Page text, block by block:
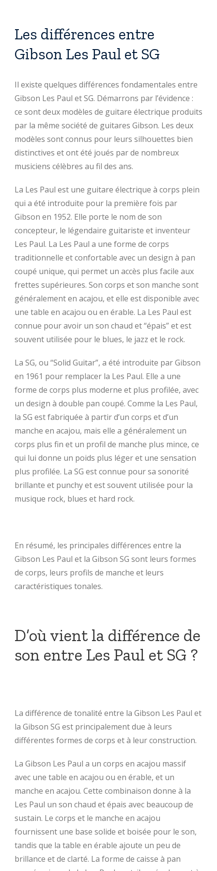
Les différences entre
Gibson Les Paul et SG
Il existe quelques différences fondamentales entre
Gibson Les Paul et SG. Démarrons par l’évidence :
ce sont deux modèles de guitare électrique produits
par la même société de guitares Gibson. Les deux
modèles sont connus pour leurs silhouettes bien
distinctives et ont été joués par de nombreux
musiciens célèbres au fil des ans.
La Les Paul est une guitare électrique à corps plein
qui a été introduite pour la première fois par
Gibson en 1952. Elle porte le nom de son
concepteur, le légendaire guitariste et inventeur
Les Paul. La Les Paul a une forme de corps
traditionnelle et confortable avec un design à pan
coupé unique, qui permet un accès plus facile aux
frettes supérieures. Son corps et son manche sont
généralement en acajou, et elle est disponible avec
une table en acajou ou en érable. La Les Paul est
connue pour avoir un son chaud et “épais” et est
souvent utilisée pour le blues, le jazz et le rock.
La SG, ou “Solid Guitar”, a été introduite par Gibson
en 1961 pour remplacer la Les Paul. Elle a une
forme de corps plus moderne et plus profilée, avec
un design à double pan coupé. Comme la Les Paul,
la SG est fabriquée à partir d’un corps et d’un
manche en acajou, mais elle a généralement un
corps plus fin et un profil de manche plus mince, ce
qui lui donne un poids plus léger et une sensation
plus profilée. La SG est connue pour sa sonorité
brillante et punchy et est souvent utilisée pour la
musique rock, blues et hard rock.
En résumé, les principales différences entre la
Gibson Les Paul et la Gibson SG sont leurs formes
de corps, leurs profils de manche et leurs
caractéristiques tonales.
D’où vient la différence de
son entre Les Paul et SG ?
La différence de tonalité entre la Gibson Les Paul et
la Gibson SG est principalement due à leurs
différentes formes de corps et à leur construction.
La Gibson Les Paul a un corps en acajou massif
avec une table en acajou ou en érable, et un
manche en acajou. Cette combinaison donne à la
Les Paul un son chaud et épais avec beaucoup de
sustain. Le corps et le manche en acajou
fournissent une base solide et boisée pour le son,
tandis que la table en érable ajoute un peu de
brillance et de clarté. La forme de caisse à pan